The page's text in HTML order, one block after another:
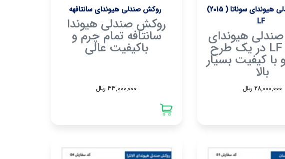
روکش صندلی هیوندای سوناتا ( 2015)
LF
هیوندای
سوناتا LF در یک طرح
کیفیت بسیار
بالا
28,000,000 ريال
روکش صندلی هیوندای سانتافهه
روکش صندلی هیوندا
سانتافه تمام چرم و
باکیفیت عالی
33,000,000 ريال